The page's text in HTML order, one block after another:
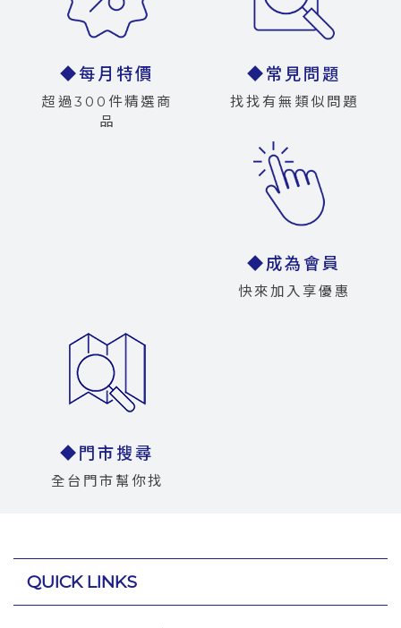
◆每月特價
超過300件精選商
品
◆常見問題
找找有無類似問題
◆成為會員
快來加入享優惠
◆門市搜尋
全台門市幫你找
QUICK LINKS